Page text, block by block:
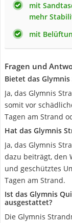
mit
mehr
mit
Fragen und
Bietet das
Ja, das Glymnis
somit vor
Tagen am Strand
Hat das Glymnis
Ja, das Glymnis
dazu beiträgt, den
und geschütztes
Tagen am Strand.
Ist das Glymnis
ausgestattet?
Die Glymnis